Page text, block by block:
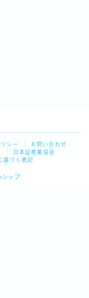
シー
お問い合わせ
日本証券業協会
基づく表記
ップ